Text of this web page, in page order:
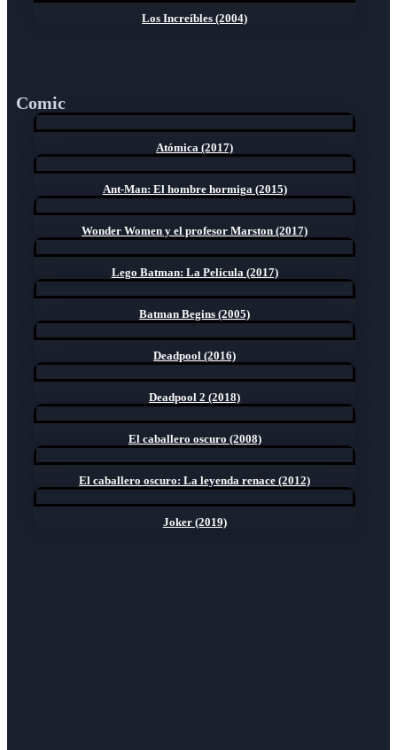
Los Increíbles (2004)
Comic
Atómica (2017)
Ant-Man: El hombre hormiga (2015)
Wonder Women y el profesor Marston (2017)
Lego Batman: La Película (2017)
Batman Begins (2005)
Deadpool (2016)
Deadpool 2 (2018)
El caballero oscuro (2008)
El caballero oscuro: La leyenda renace (2012)
Joker (2019)